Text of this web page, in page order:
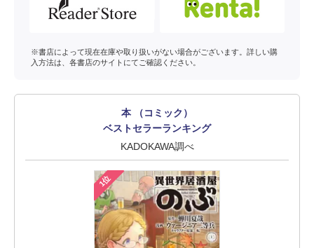
※書店によって現在在庫や取り扱いがない場合がございます。詳しい購
入方法は、各書店のサイトにてご確認ください。
本 （コミック）
ベストセラーランキング
KADOKAWA調べ
1位